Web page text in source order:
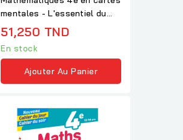
mentales - L'essentiel du
cours, 21...
51,250 TND
En stock
Ajouter Au Panier